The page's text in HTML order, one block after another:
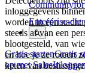
Enterprise-
Gratis startenGratis
op met Sales
inloggegevens
worden in één nacht
steeds af van een
blootgesteld, van
en hoe je ze roteert
keten van